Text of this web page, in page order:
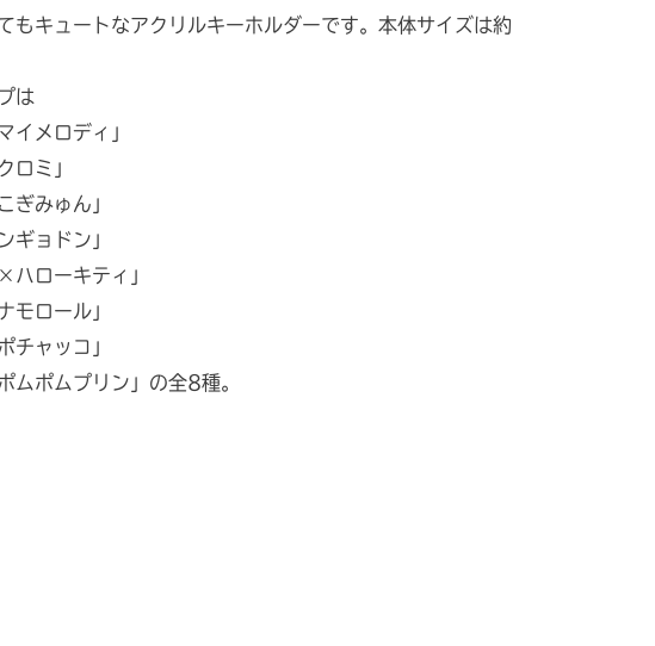
もキュートなアクリルキーホルダーです。本体サイズは約
は
イメロディ」
ロミ」
ぎみゅん」
ギョドン」
ハローキティ」
モロール」
チャッコ」
ムポムプリン」の全8種。